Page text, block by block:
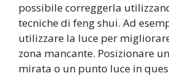
possibile correggerla
tecniche di feng shui. Ad
utilizzare la luce per
zona mancante. Posizionare
mirata o un punto luce in